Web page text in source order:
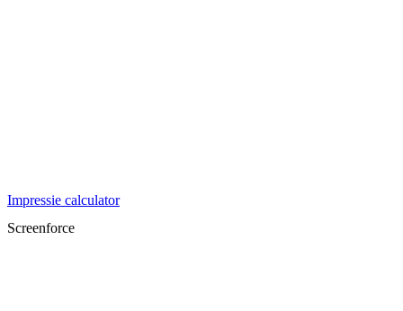
Impressie calculator
Screenforce